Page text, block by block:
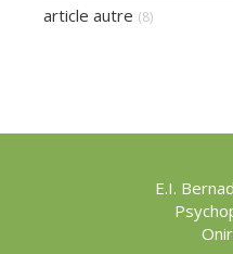
article autre (8)
E.I.